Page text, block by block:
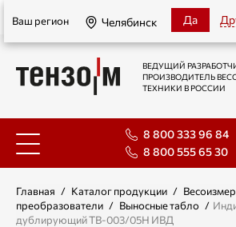
Челябинск
Ваш регион Челябинск Да
ВЕДУЩИЙ
ПРОИЗВОДИТЕЛЬ
ТЕХНИКИ В РОССИИ
8 800 333 96 84
8 800 555 65 30
Главная / Каталог продукции /
преобразователи / Выносные табло /
дублирующий ТВ-003/05Н ИВД